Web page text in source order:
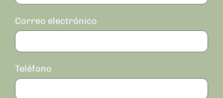
Correo electrónico
Teléfono